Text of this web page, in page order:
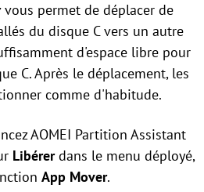
vous permet de déplacer de
du disque C vers un autre
d'espace libre pour
C. Après le déplacement, les
comme d'habitude.
AOMEI Partition Assistant
Libérerdans le menu déployé,
App Mover.